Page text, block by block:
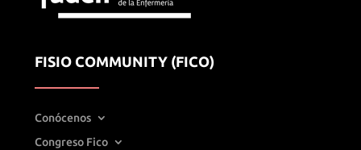
FISIO COMMUNITY (FICO)
Conócenos
Congreso Fico